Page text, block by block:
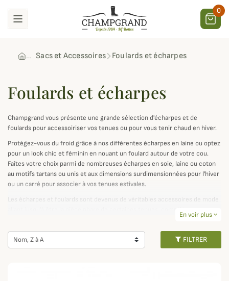
0
Sacs et Accessoires Foulards et écharpes
Foulards et écharpes
Champgrand vous présente une grande sélection d'écharpes et de
foulards pour accessoiriser vos tenues ou pour vous tenir chaud en hiver.
Protégez-vous du froid grâce à nos différentes écharpes en laine ou optez
pour un look chic et féminin en nouant un foulard autour de votre cou.
Faîtes votre choix parmi de nombreuses écharpes en soie, laine ou coton
au motifs tartans ou unis et aux dimensions surdimensionnées pour l'hiver
ou un carré pour associer à vos tenues estivales.
Les écharpes et foulards sont devenus de véritables accessoires de mode
votre collection afin d'avoir les bons coloris et matières qui matcheront
avec votre tenue du jour.
En voir plus expand_more
Nom, Z à A FILTRER